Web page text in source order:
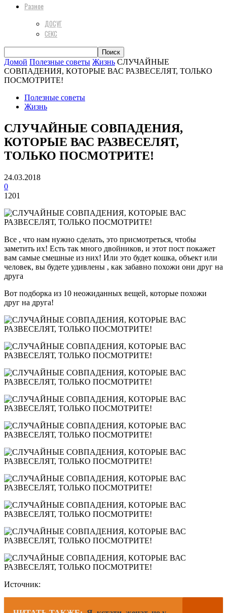
Разное
ДОСУГ
СЕКС
Домой Полезные советы Жизнь СЛУЧАЙНЫЕ
СОВПАДЕНИЯ, КОТОРЫЕ ВАС РАЗВЕСЕЛЯТ, ТОЛЬКО
ПОСМОТРИТЕ!
Полезные советы
Жизнь
СЛУЧАЙНЫЕ СОВПАДЕНИЯ,
КОТОРЫЕ ВАС РАЗВЕСЕЛЯТ,
ТОЛЬКО ПОСМОТРИТЕ!
24.03.2018
0
1201
Все , что нам нужно сделать, это присмотреться, чтобы
заметить их! Есть так много двойников, и этот пост покажет
вам самые смешные из них! Или это будет кошка, объект или
человек, вы будете удивлены , как забавно похожи они друг на
друга
Вот подборка из 10 неожиданных вещей, которые похожи
друг на друга!
Источник: